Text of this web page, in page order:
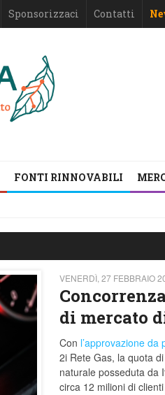
Sponsorizzaci Contatti
FONTI RINNOVABILI
VENERDÌ, 27 FEBBRAIO
di mercato
Con l’approvazione da
2i Rete Gas, la quota
naturale posseduta da
circa 12 milioni di